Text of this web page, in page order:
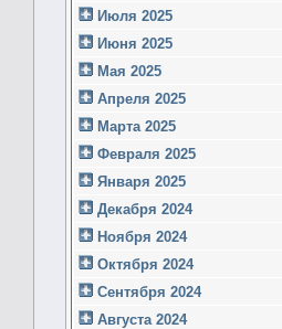
Июля 2025
Июня 2025
Мая 2025
Апреля 2025
Марта 2025
Февраля 2025
Января 2025
Декабря 2024
Ноября 2024
Октября 2024
Сентября 2024
Августа 2024